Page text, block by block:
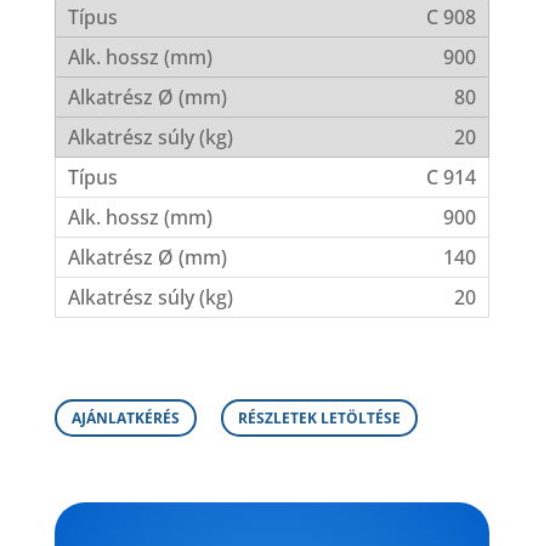
C 908
900
80
20
C 914
900
140
20
AJÁNLATKÉRÉS RÉSZLETEK LETÖLTÉSE